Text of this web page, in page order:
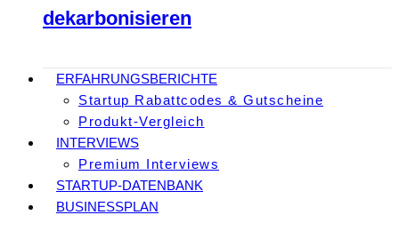
dekarbonisieren
ERFAHRUNGSBERICHTE
Startup Rabattcodes & Gutscheine
Produkt-Vergleich
INTERVIEWS
Premium Interviews
STARTUP-DATENBANK
BUSINESSPLAN